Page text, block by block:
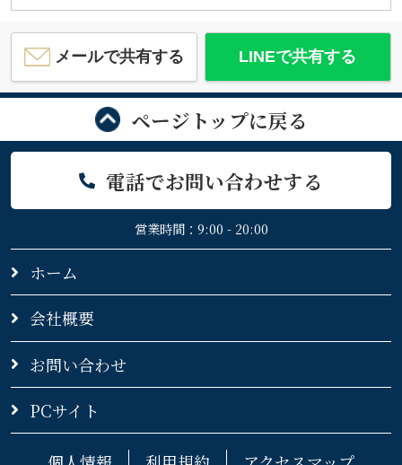
メールで共有する LINEで共有する
ページトップに戻る
電話でお問い合わせする
営業時間：9:00 - 20:00
ホーム
会社概要
お問い合わせ
PCサイト